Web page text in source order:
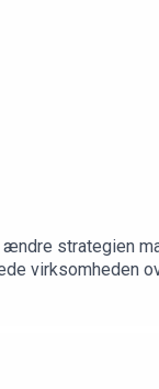
strategien
virksomheden
starte fra
er Jesper K.